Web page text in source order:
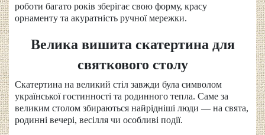
роботи багато років зберігає свою форму, красу
орнаменту та акуратність ручної мережки.
Велика вишита скатертина для
святкового столу
Скатертина на великий стіл завжди була символом
української гостинності та родинного тепла. Саме за
великим столом збираються найрідніші люди — на свята,
родинні вечері, весілля чи особливі події.